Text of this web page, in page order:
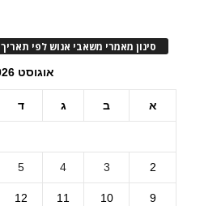
סינון מאמרי משאבי אנוש לפי תאריך
אוגוסט 2026
א ב ג ד
2
3
4
5
9
10
11
12